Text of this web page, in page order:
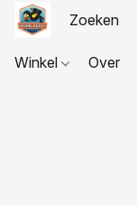
Winkel Over